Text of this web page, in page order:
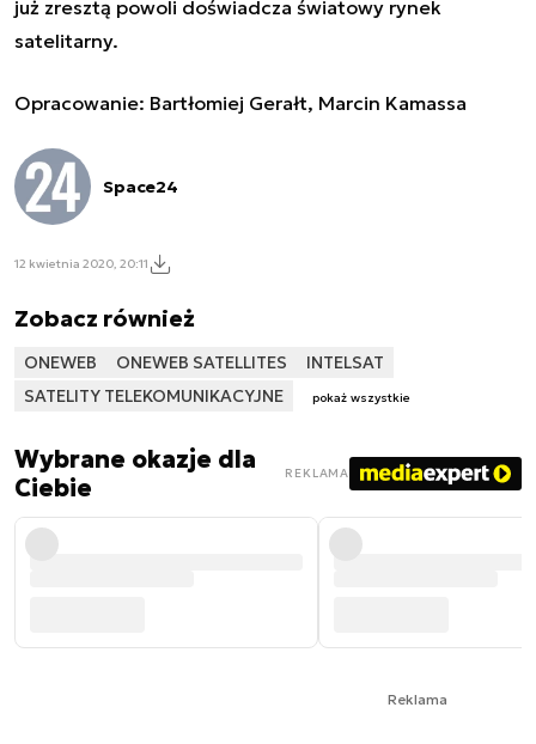
już zresztą powoli doświadcza światowy rynek
satelitarny.
Opracowanie: Bartłomiej Gerałt, Marcin Kamassa
Space24
12 kwietnia 2020, 20:11
Zobacz również
ONEWEB ONEWEB SATELLITES
INTELSAT
SATELITY TELEKOMUNIKACYJNE
pokaż wszystkie
Wybrane okazje dla
Ciebie
REKLAMA
Reklama